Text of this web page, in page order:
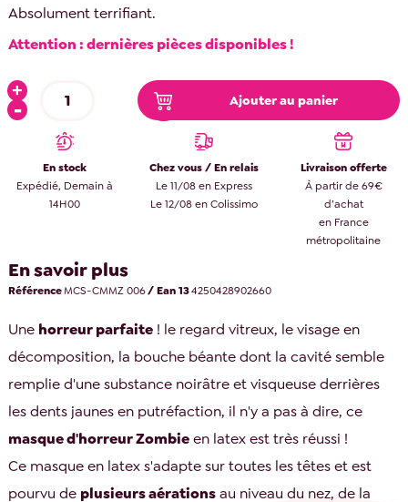
Absolument terrifiant.
Attention : dernières pièces disponibles !
Ajouter au panier
En stock
Expédié, Demain à
14H00
Chez vous / En relais
Le 11/08 en Express
Le 12/08 en Colissimo
Livraison offerte
À partir de 69€
d’achat
en France
métropolitaine
En savoir plus
RéférenceMCS-CMMZ 006/ Ean 134250428902660
Une horreur parfaite ! le regard vitreux, le visage en
décomposition, la bouche béante dont la cavité semble
remplie d'une substance noirâtre et visqueuse derrières
les dents jaunes en putréfaction, il n'y a pas à dire, ce
masque d'horreur Zombieen latex est très réussi !
Ce masque en latex s'adapte sur toutes les têtes et est
pourvu de plusieurs aérationsau niveau du nez, de la